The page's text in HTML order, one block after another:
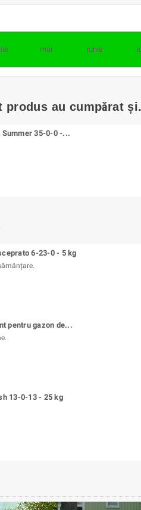
mai iunie
produs au cumpărat
35-0-0 -...
6-23-0 - 5 kg
pentru gazon de...
13-0-13 - 25 kg